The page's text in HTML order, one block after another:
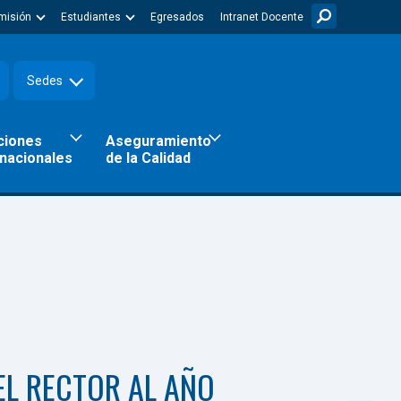
Intranet Docente
Egresados
Estudiantes
Sedes
Aseguramiento
de la Calidad
RECTOR AL AÑO
GRANDEZA EN TODO
ACREDITADA
INCLUSIÓN DE LAS Y